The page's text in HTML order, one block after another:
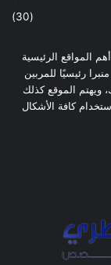
(30)
المواقع الرئيسية
رئيسيًا للمربين
ويهتم الموقع كذلك
كافة الأشكال